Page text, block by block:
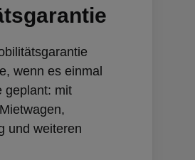
wenn es einmal
geplant: mit
und weiteren